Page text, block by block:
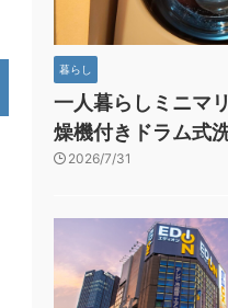
暮らし
一人暮らしミニマ
燥機付きドラム式
2026/7/31